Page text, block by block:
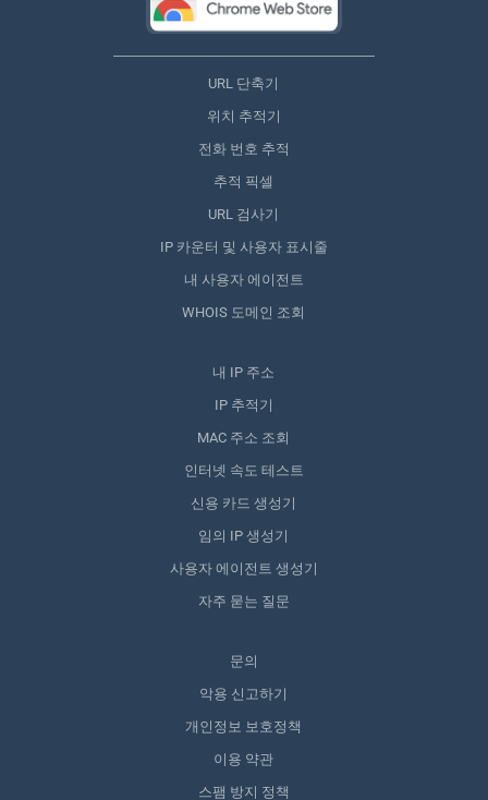
URL 단축기
위치 추적기
전화 번호 추적
추적 픽셀
URL 검사기
IP 카운터 및 사용자 표시줄
내 사용자 에이전트
WHOIS 도메인 조회
내 IP 주소
IP 추적기
MAC 주소 조회
인터넷 속도 테스트
신용 카드 생성기
임의 IP 생성기
사용자 에이전트 생성기
자주 묻는 질문
문의
악용 신고하기
개인정보 보호정책
이용 약관
스팸 방지 정책